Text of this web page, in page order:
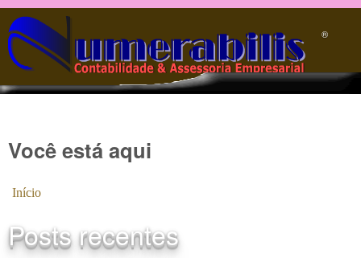
Pular para o conteúdo principal
®️
Você está aqui
Início
Posts recentes